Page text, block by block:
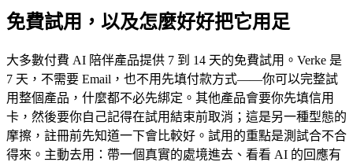
免費試用，以及怎麼好好把它用足
大多數付費 AI 陪伴產品提供 7 到 14 天的免費試用。Verke 是
7 天，不需要 Email，也不用先填付款方式——你可以完整試
用整個產品，什麼都不必先綁定。其他產品會要你先填信用
卡，然後要你自己記得在試用結束前取消；這是另一種型態的
摩擦，註冊前先知道一下會比較好。試用的重點是測試合不合
得來。主動去用：帶一個真實的處境進去、看看 AI 的回應有